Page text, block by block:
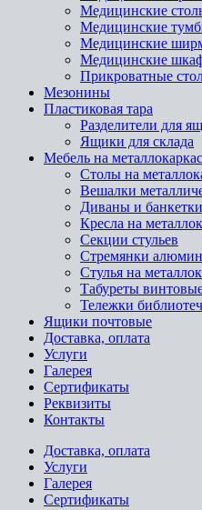
Медицинские
Медицинские
Медицинские
Медицинские
Прикроватные
Мезонины
Пластиковая тара
Разделители для
Ящики для склада
Мебель на
Cтолы на
Вешалки
Диваны и банкетки
Кресла на
Секции стульев
Стремянки
Стулья на
Табуреты
Тележки
Ящики почтовые
Доставка, оплата
Услуги
Галерея
Сертификаты
Реквизиты
Контакты
Доставка, оплата
Услуги
Галерея
Сертификаты